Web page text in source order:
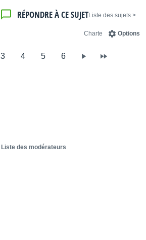
< Liste des sujets
RÉPONDRE À CE SUJET
Options
Charte
3 4 5 6
Liste des modérateurs